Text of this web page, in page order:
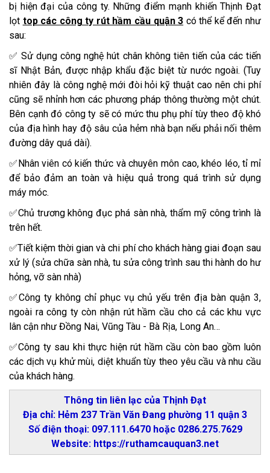
bị hiện đại của công ty. Những điểm mạnh khiến Thịnh Đạt
lọt top các công ty rút hầm cầu quận 3 có thể kể đến như
sau:
✅ Sử dụng công nghệ hút chân không tiên tiến của các tiến
sĩ Nhật Bản, được nhập khẩu đặc biệt từ nước ngoài. (Tuy
nhiên đây là công nghệ mới đòi hỏi kỹ thuật cao nên chi phí
cũng sẽ nhỉnh hơn các phương pháp thông thường một chút.
Bên cạnh đó công ty sẽ có mức thu phụ phí tùy theo độ khó
của địa hình hay độ sâu của hẻm nhà bạn nếu phải nối thêm
đường dây quá dài).
✅Nhân viên có kiến thức và chuyên môn cao, khéo léo, tỉ mỉ
để bảo đảm an toàn và hiệu quả trong quá trình sử dụng
máy móc.
✅Chủ trương không đục phá sàn nhà, thẩm mỹ công trình là
trên hết.
✅Tiết kiệm thời gian và chi phí cho khách hàng giai đoạn sau
xử lý (sửa chữa sàn nhà, tu sửa công trình sau thi hành do hư
hỏng, vỡ sàn nhà)
✅Công ty không chỉ phục vụ chủ yếu trên địa bàn quận 3,
ngoài ra công ty còn nhận rút hầm cầu cho cả các khu vực
lân cận như Đồng Nai, Vũng Tàu - Bà Rịa, Long An…
✅Công ty sau khi thực hiện rút hầm cầu còn bao gồm luôn
các dịch vụ khử mùi, diệt khuẩn tùy theo yêu cầu và nhu cầu
của khách hàng.
Thông tin liên lạc của Thịnh Đạt
Địa chỉ: Hẻm 237 Trần Văn Đang phường 11 quận 3
Số điện thoại: 097.111.6470 hoặc 0286.275.7629
Website: https://ruthamcauquan3.net